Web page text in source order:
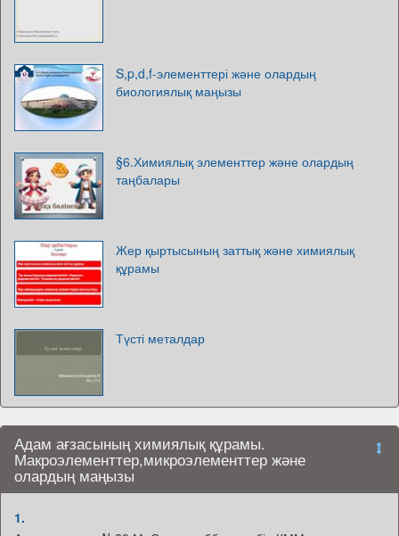
S,p,d,f-элементтері және олардың
биологиялық маңызы
§6.Химиялық элементтер және олардың
таңбалары
Жер қыртысының заттық және химиялық
құрамы
Түсті металдар
Адам ағзасының химиялық құрамы.
Макроэлементтер,микроэлементтер және
олардың маңызы
1.